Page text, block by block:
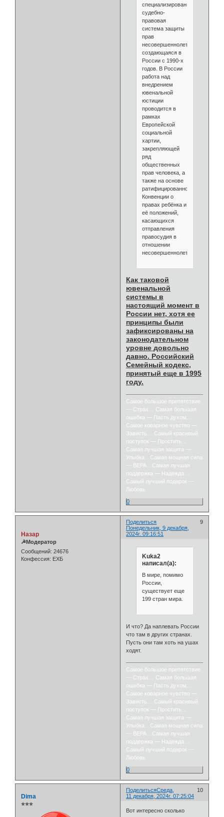
специализированная
судебно-
правовая
система защиты
прав
несовершеннолетних,
создающаяся в
России с 1990-х
годов. В России
работа над
внедрением
ювенальной
юстиции
проводится в
рамках
Европейской
социальной
хартии,
закрепляющей
ряд
общественных
прав человека, а
также на основе
ратифицированной
Конвенции о
правах ребёнка и
её положений,
касающихся
отправления
правосудия в
отношении
несовершеннолетних.
Как таковой
ювенальной
системы в
настоящий момент в
России нет, хотя ее
принципы были
зафиксированы на
законодательном
уровне довольно
давно. Российский
Семейный кодекс,
принятый еще в 1995
году.
Самое большое препятствие
— Страх… Самая большая
ошибка — Пасть духом…
Самое коварное чувство —
Зависть… Самый красивый
поступок — Простить…
Самая лучшая защита —
Улыбка…Самая мощная сила
— ВЕРА…Самая лучшая
поддержка — Надежда…
Самый лучший подарок —
Любовь.
0
Поделиться
9
Понедельник, 9 декабря,
2024г. 09:16:51
Назар
☭Модератор
Сообщений: 24676
Конфессия: ЕХБ
Kuka2
написал(а):
В мире, помимо
России,
существует еще
199 стран мира.
И что? Да наплевать России
что там в других странах.
Пусть они там хоть на ушах
ходят.
Самое большое препятствие
— Страх… Самая большая
ошибка — Пасть духом…
Самое коварное чувство —
Зависть… Самый красивый
поступок — Простить…
Самая лучшая защита —
Улыбка…Самая мощная сила
— ВЕРА…Самая лучшая
поддержка — Надежда…
Самый лучший подарок —
Любовь.
0
Поделиться 10
Среда,
11 декабря, 2024г. 07:25:04
Dima
⭐⭐⭐
Вот интересно сколько